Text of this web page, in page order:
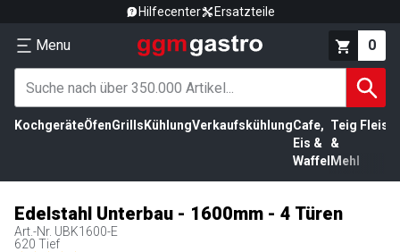
Hilfecenter Ersatzteile
Menu 0
KochgeräteÖfenGrills KühlungVerkaufskühlungCafe,
Eis &
Waffel
Teig
&
Mehl
Edelstahl Unterbau - 1600mm - 4 Türen
Art.-Nr. UBK1600-E
620 Tief